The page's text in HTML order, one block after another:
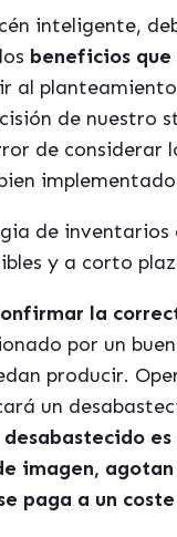
inteligente,
beneficios
al
de nuestro
de considerar
de
y a corto
la
por un
producir.
un
imagen,
paga a un